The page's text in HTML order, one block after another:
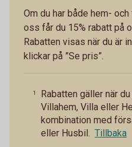
Om du har både hem-
oss får du 15% rabatt på
Rabatten visas när du är
klickar på ”Se pris”.
1
Rabatten gäller när
Villahem, Villa eller
kombination med
eller Husbil. Tillbaka